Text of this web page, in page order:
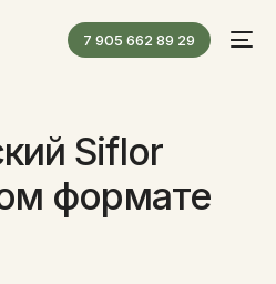
7 905 662 89 29
Siflor
формате